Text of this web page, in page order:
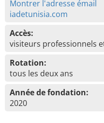
Montrer l'adresse émail
iadetunisia.com
Accès:
visiteurs professionnels
Rotation:
tous les deux ans
Année de fondation:
2020